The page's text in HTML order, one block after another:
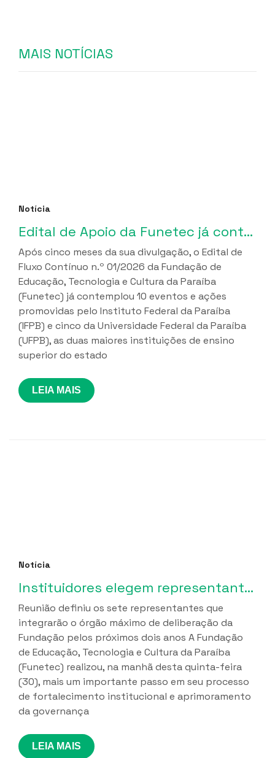
MAIS NOTÍCIAS
Notícia
Edital de Apoio da Funetec já contemplou 10 iniciativas do IFPB e 5 da UFPB
Após cinco meses da sua divulgação, o Edital de
Fluxo Contínuo n.º 01/2026 da Fundação de
Educação, Tecnologia e Cultura da Paraíba
(Funetec) já contemplou 10 eventos e ações
promovidas pelo Instituto Federal da Paraíba
(IFPB) e cinco da Universidade Federal da Paraíba
(UFPB), as duas maiores instituições de ensino
superior do estado
LEIA MAIS
Notícia
Instituidores elegem representantes para o Conselho Curador da Funetec em marco de fortalecimento da governança institucional
Reunião definiu os sete representantes que
integrarão o órgão máximo de deliberação da
Fundação pelos próximos dois anos A Fundação
de Educação, Tecnologia e Cultura da Paraíba
(Funetec) realizou, na manhã desta quinta-feira
(30), mais um importante passo em seu processo
de fortalecimento institucional e aprimoramento
da governança
LEIA MAIS